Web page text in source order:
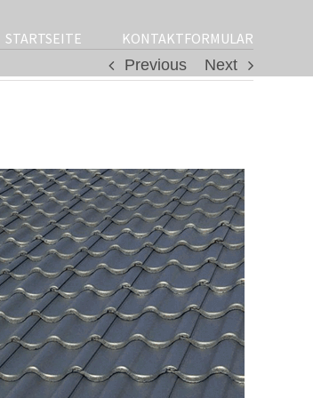
STARTSEITE
KONTAKTFORMULAR
Previous
Next